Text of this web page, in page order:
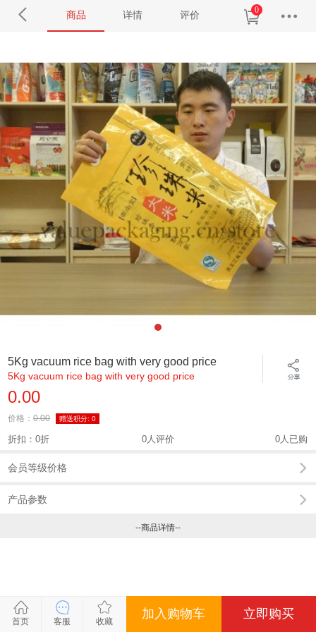
商品 详情 评价 0
5Kg vacuum rice bag with very good price
5Kg vacuum rice bag with very good price
0.00
价格：0.00 赠送积分:0
折扣：0折 0人评价 0人已购
会员等级价格
产品参数
--商品详情--
关闭
关闭
关闭
关闭
首页 客服 收藏
加入购物车 立即购买